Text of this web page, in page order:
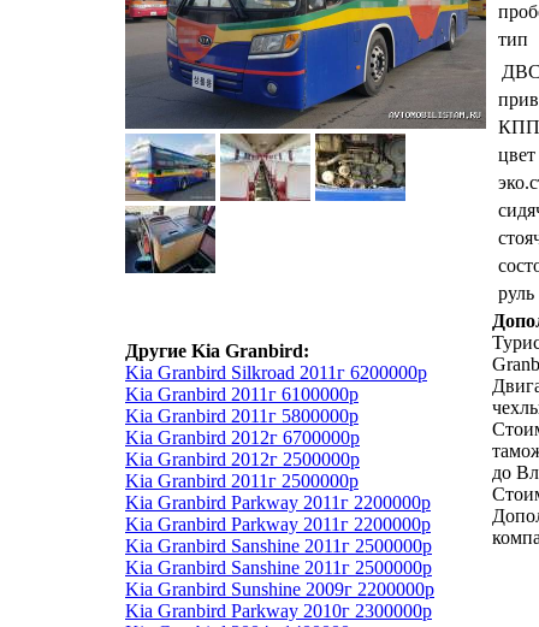
Другие Kia Granbird:
Kia Granbird Silkroad 2011г 6200000р
Kia Granbird 2011г 6100000р
Kia Granbird 2011г 5800000р
Kia Granbird 2012г 6700000р
Kia Granbird 2012г 2500000р
Kia Granbird 2011г 2500000р
Kia Granbird Parkway 2011г 2200000р
Kia Granbird Parkway 2011г 2200000р
Kia Granbird Sanshine 2011г 2500000р
Kia Granbird Sanshine 2011г 2500000р
Kia Granbird Sunshine 2009г 2200000р
Kia Granbird Parkway 2010г 2300000р
тип
КПП
цвет
руль
до